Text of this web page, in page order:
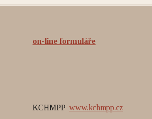
on-line formuláře
KCHMPP www.kchmpp.cz